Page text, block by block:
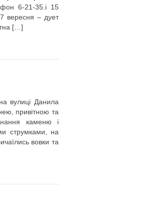
6-21-35.і 15
вересня – дует
[…]
вулиці Данила
привітною та
каменю і
струмками, на
вовки та